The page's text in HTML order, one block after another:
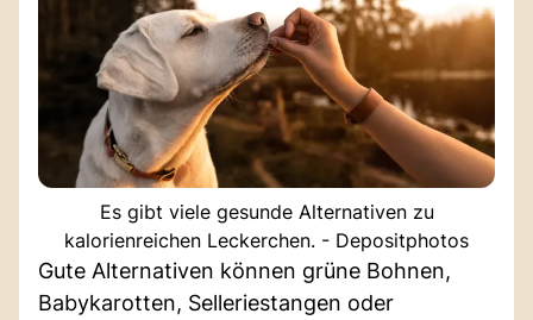
Es gibt viele gesunde Alternativen zu
kalorienreichen Leckerchen. - Depositphotos
Gute Alternativen können grüne Bohnen,
Babykarotten, Selleriestangen oder